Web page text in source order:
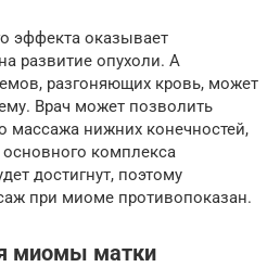
эффекта оказывает
развитие опухоли. А
разгоняющих кровь, может
Врач может позволить
массажа нижних конечностей,
комплекса
достигнут, поэтому
при миоме противопоказан.
миомы матки